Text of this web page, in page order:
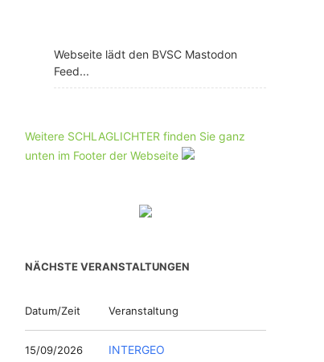
Webseite lädt den BVSC Mastodon
Feed...
Weitere SCHLAGLICHTER finden Sie ganz
unten im Footer der Webseite
NÄCHSTE VERANSTALTUNGEN
Datum/Zeit Veranstaltung
15/09/2026
INTERGEO